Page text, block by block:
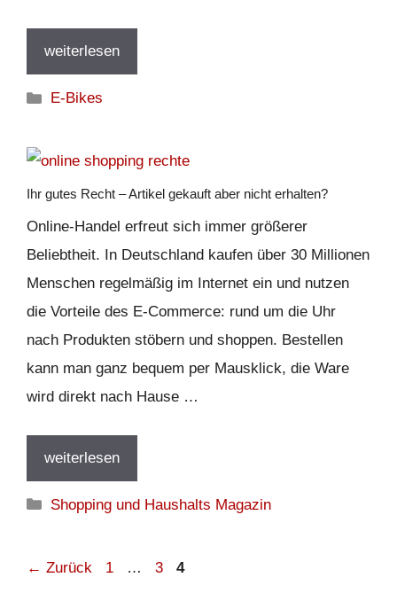
weiterlesen
Kategorien
E-Bikes
Ihr gutes Recht – Artikel gekauft aber nicht erhalten?
Online-Handel erfreut sich immer größerer
Beliebtheit. In Deutschland kaufen über 30 Millionen
Menschen regelmäßig im Internet ein und nutzen
die Vorteile des E-Commerce: rund um die Uhr
nach Produkten stöbern und shoppen. Bestellen
kann man ganz bequem per Mausklick, die Ware
wird direkt nach Hause …
weiterlesen
Kategorien
Shopping und Haushalts Magazin
← Zurück Seite
1 … Seite
3 Seite
4